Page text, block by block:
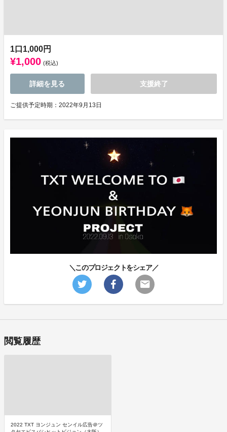
1口1,000円
¥1,000 (税込)
詳細を見る 支援終了
ご提供予定時期：2022年9月13日
＼このプロジェクトをシェア／
閲覧履歴
2022 TXT ヨンジュン センイル広告＠ツ